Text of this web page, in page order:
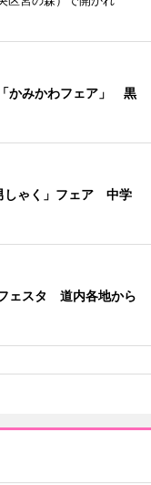
かみかわフェア」 黒
しゃく」フェア 中学
ェスタ 道内各地から